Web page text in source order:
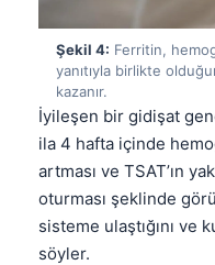
Şekil 4: Ferritin,
yanıtıyla birlikte
kazanır.
İyileşen bir gidişat
ila 4 hafta içinde
artması ve TSAT’ın
oturması şeklinde
sisteme ulaştığını ve
söyler.